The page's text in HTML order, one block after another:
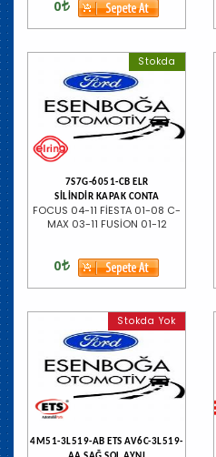
0
Stokda
7S7G-6051-CB ELR
SİLİNDİR KAPAK CONTA
FOCUS 04-11 FİESTA 01-08 C-
MAX 03-11 FUSİON 01-12
0
Stokda Yok
4M51-3L519-AB ETS AV6C-3L519-